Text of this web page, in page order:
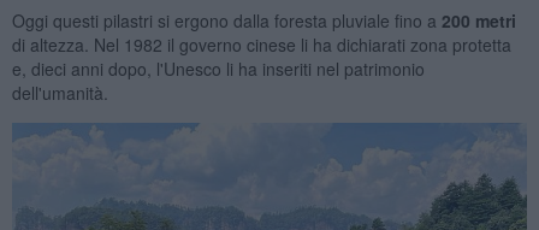
Oggi questi pilastri si ergono dalla foresta pluviale fino a 200 metri
di altezza. Nel 1982 il governo cinese li ha dichiarati zona protetta
e, dieci anni dopo, l'Unesco li ha inseriti nel patrimonio
dell'umanità.